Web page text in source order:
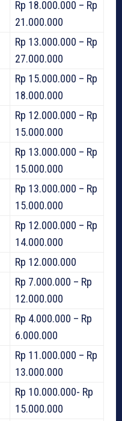
Rp 18.000.000 – Rp
21.000.000
Rp 13.000.000 – Rp
27.000.000
Rp 15.000.000 – Rp
18.000.000
Rp 12.000.000 – Rp
15.000.000
Rp 13.000.000 – Rp
15.000.000
Rp 13.000.000 – Rp
15.000.000
Rp 12.000.000 – Rp
14.000.000
Rp 12.000.000
Rp 7.000.000 – Rp
12.000.000
Rp 4.000.000 – Rp
6.000.000
Rp 11.000.000 – Rp
13.000.000
Rp 10.000.000- Rp
15.000.000